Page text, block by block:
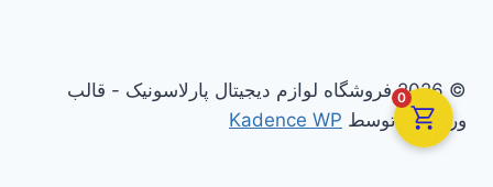
© 2026 فروشگاه لوازم دیجیتال پارلاسونیک - قالب
وردپرس توسط Kadence WP
0